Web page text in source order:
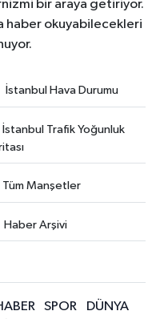
bir araya getiriyor.
haber okuyabilecekleri
İstanbul Hava Durumu
İstanbul Trafik Yoğunluk
Tüm Manşetler
Haber Arşivi
SPOR
DÜNYA